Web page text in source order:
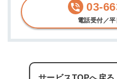
03-
電話受付／